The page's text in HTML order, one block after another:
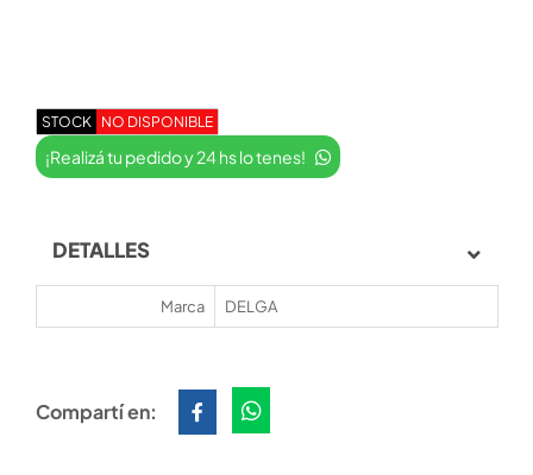
STOCK NO DISPONIBLE
¡Realizá tu pedido y 24 hs lo tenes!
DETALLES
Marca DELGA
Compartí en: